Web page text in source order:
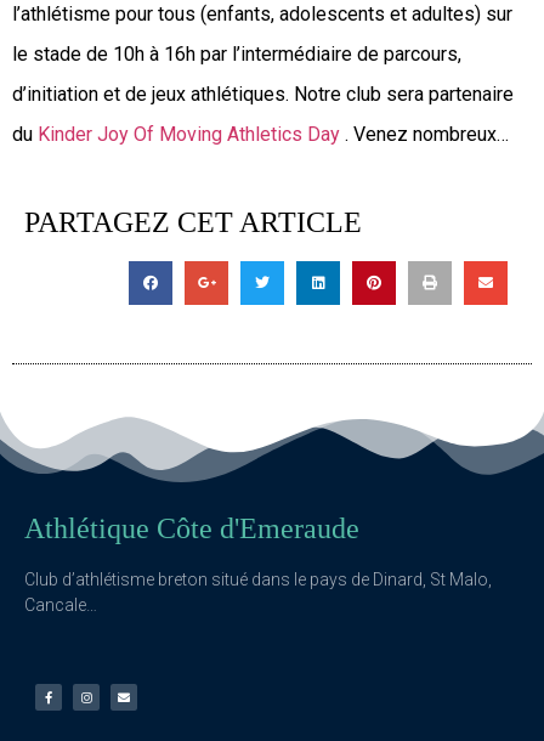
l’athlétisme pour tous (enfants, adolescents et adultes) sur
le stade de 10h à 16h par l’intermédiaire de parcours,
d’initiation et de jeux athlétiques. Notre club sera partenaire
du Kinder Joy Of Moving Athletics Day . Venez nombreux…
PARTAGEZ CET ARTICLE
Athlétique Côte d'Emeraude
Club d’athlétisme breton situé dans le pays de Dinard, St Malo,
Cancale…